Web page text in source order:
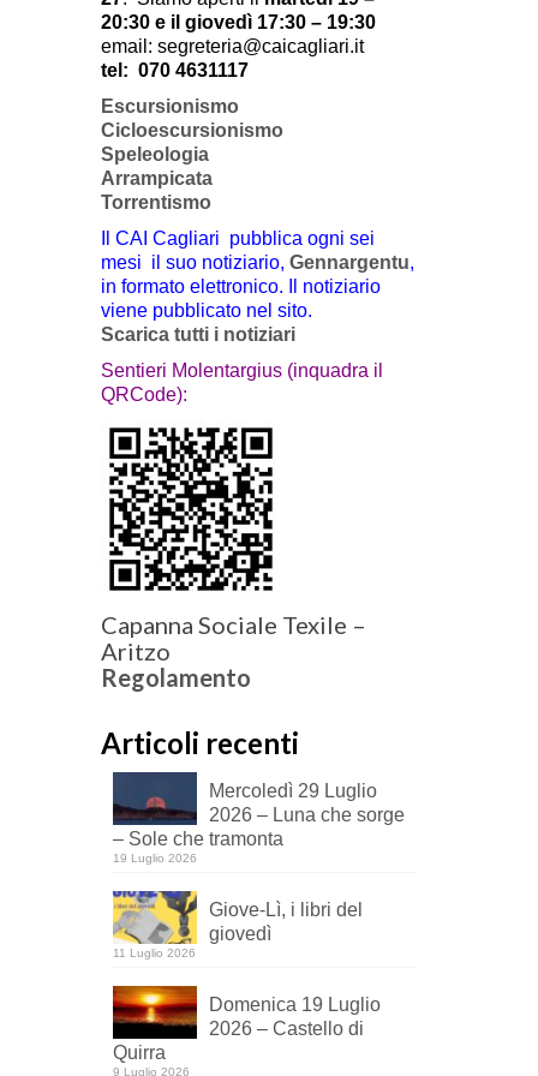
20:30 e il giovedì 17:30 – 19:30
email: segreteria@caicagliari.it
tel: 070 4631117
Escursionismo
Cicloescursionismo
Speleologia
Arrampicata
Torrentismo
Il CAI Cagliari pubblica ogni sei
mesi il suo notiziario, Gennargentu,
in formato elettronico. Il notiziario
viene pubblicato nel sito.
Scarica tutti i notiziari
Sentieri Molentargius (inquadra il
QRCode):
Capanna Sociale Texile –
Aritzo
Regolamento
Articoli recenti
Mercoledì 29 Luglio
2026 – Luna che sorge
– Sole che tramonta
19 Luglio 2026
Giove-Lì, i libri del
giovedì
11 Luglio 2026
Domenica 19 Luglio
2026 – Castello di
Quirra
9 Luglio 2026